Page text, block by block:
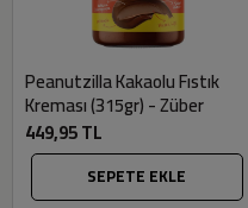
Peanutzilla Kakaolu Fıstık
Kreması (315gr) - Züber
449,95 TL
SEPETE EKLE